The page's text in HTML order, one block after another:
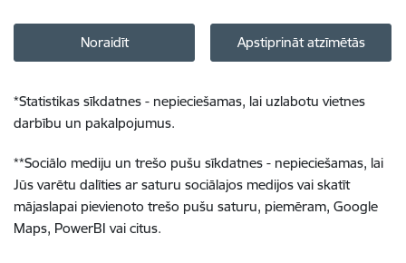
Noraidīt Apstiprināt atzīmētās
*Statistikas sīkdatnes - nepieciešamas, lai uzlabotu vietnes
darbību un pakalpojumus.
**Sociālo mediju un trešo pušu sīkdatnes - nepieciešamas, lai
Jūs varētu dalīties ar saturu sociālajos medijos vai skatīt
mājaslapai pievienoto trešo pušu saturu, piemēram, Google
Maps, PowerBI vai citus.